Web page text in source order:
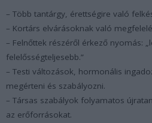
– Több tantárgy, érettségire való
– Kortárs elvárásoknak való
– Felnőttek részéről érkező nyomás:
felelősségteljesebb.”
– Testi változások, hormonális
megérteni és szabályozni.
– Társas szabályok folyamatos
az erőforrásokat.